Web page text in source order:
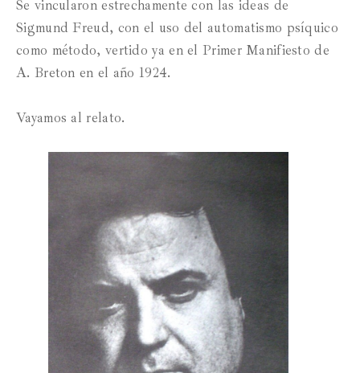
Se vincularon estrechamente con las ideas de
Sigmund Freud, con el uso del automatismo psíquico
como método, vertido ya en el Primer Manifiesto de
A. Breton en el año 1924.
Vayamos al relato.